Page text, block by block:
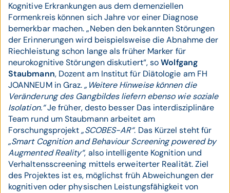
Kognitive Erkrankungen aus dem demenziellen
Formenkreis können sich Jahre vor einer Diagnose
bemerkbar machen. „Neben den bekannten Störungen
der Erinnerungen wird beispielsweise die Abnahme der
Riechleistung schon lange als früher Marker für
neurokognitive Störungen diskutiert“, soWolfgang
Staubmann, Dozent am Institut für Diätologie am FH
JOANNEUM in Graz.„Weitere Hinweise können die
Veränderung des Gangbildes liefern ebenso wie soziale
Isolation.“Je früher, desto besser Das interdisziplinäre
Team rund um Staubmann arbeitet am
Forschungsprojekt„SCOBES-AR“. Das Kürzel steht für
„Smart Cognition and Behaviour Screening powered by
Augmented Reality“, also intelligente Kognition und
Verhaltensscreening mittels erweiterter Realität. Ziel
des Projektes ist es, möglichst früh Abweichungen der
kognitiven oder physischen Leistungsfähigkeit von